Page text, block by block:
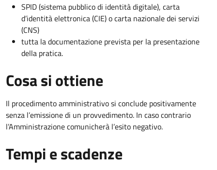
SPID (sistema pubblico di identità digitale), carta
d’identità elettronica (CIE) o carta nazionale dei servizi
(CNS)
tutta la documentazione prevista per la presentazione
della pratica.
Cosa si ottiene
Il procedimento amministrativo si conclude positivamente
senza l’emissione di un provvedimento. In caso contrario
l’Amministrazione comunicherà l’esito negativo.
Tempi e scadenze